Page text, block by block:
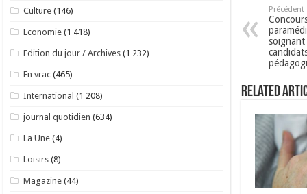
Précédent
Related
Culture (146)
Economie (1 418)
Edition du jour / Archives (1 232)
En vrac (465)
International (1 208)
journal quotidien (634)
La Une (4)
Loisirs (8)
Magazine (44)